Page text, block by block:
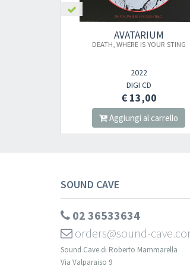
AVATARIUM
DEATH, WHERE IS YOUR STING
2022
DIGI CD
€ 13,00
Aggiungi al carrello
SOUND CAVE
02 36533634
orders@sound-
Sound Cave di Roberto Mammarella
Via Valparaiso 9